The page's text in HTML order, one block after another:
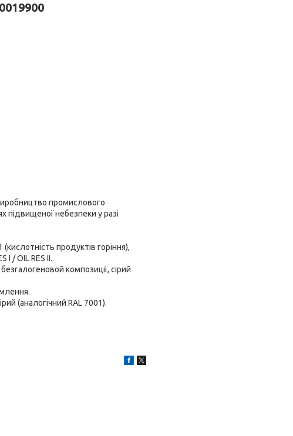
промислового
підвищеної небезпеки у разі
продуктів горіння),
I / OIL RES II.
композиції, сірий
(аналогічний RAL 7001).